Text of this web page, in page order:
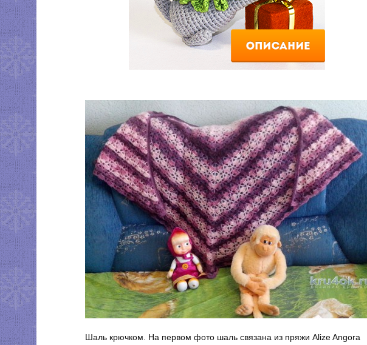
Шаль крючком. На первом фото шаль связана из пряжи Alize Angora